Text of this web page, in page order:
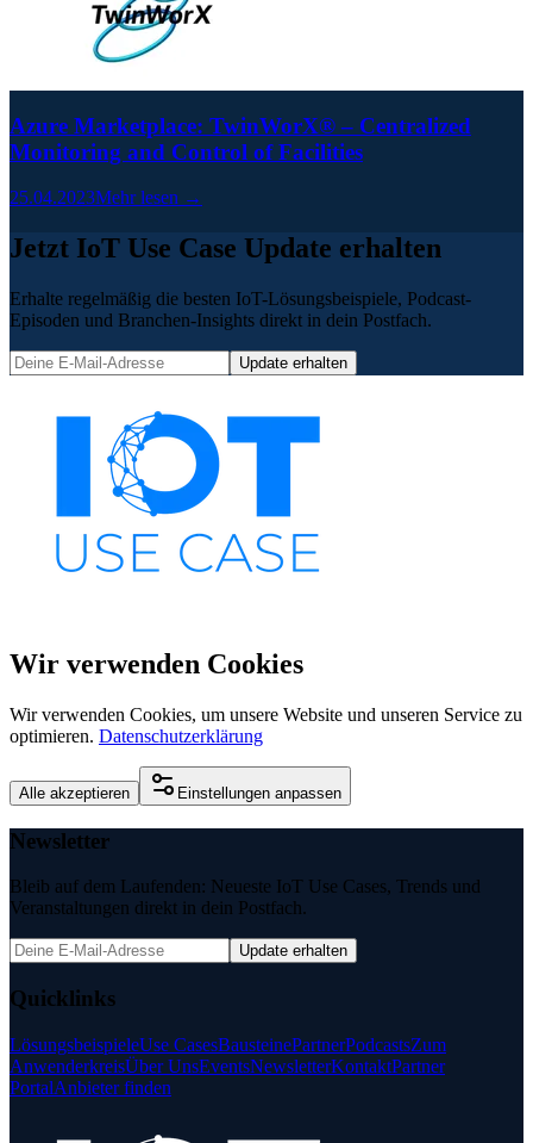
Azure Marketplace: TwinWorX® – Centralized
Monitoring and Control of Facilities
25.04.2023Mehr lesen →
Jetzt IoT Use Case Update erhalten
Erhalte regelmäßig die besten IoT-Lösungsbeispiele, Podcast-
Episoden und Branchen-Insights direkt in dein Postfach.
Update erhalten
Wir verwenden Cookies
Wir verwenden Cookies, um unsere Website und unseren Service zu
optimieren. Datenschutzerklärung
Alle akzeptieren Einstellungen anpassen
Newsletter
Bleib auf dem Laufenden: Neueste IoT Use Cases, Trends und
Veranstaltungen direkt in dein Postfach.
Update erhalten
Quicklinks
LösungsbeispieleUse CasesBausteinePartnerPodcastsZum
AnwenderkreisÜber UnsEventsNewsletterKontaktPartner
PortalAnbieter finden